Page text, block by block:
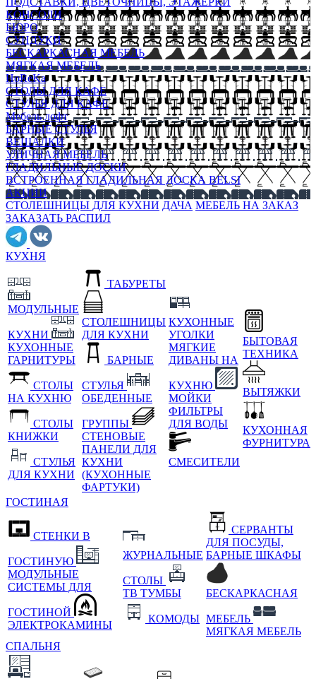
КОНСОЛИ
БЮРО
СУНДУКИ
БЕСКАРКАСНАЯ МЕБЕЛЬ
МЯГКАЯ МЕБЕЛЬ
HoReKa
СТОЛЫ ДЛЯ КАФЕ
СТУЛЬЯ ДЛЯ КАФЕ
Мебель лофт
БАРНЫЕ СТУЛЬЯ
ВЕШАЛКИ
УЛИЧНАЯ МЕБЕЛЬ
ГЛАДИЛЬНЫЕ ДОСКИ
ВСТРОЕННАЯ ГЛАДИЛЬНАЯ ДОСКА BELSI
АКЦИИ
СТОЛЕШНИЦЫ ДЛЯ КУХНИ ДАЧА МЕБЕЛЬ НА ЗАКАЗ
ЗАКАЗАТЬ РАСПИЛ
КУХНЯ
МОДУЛЬНЫЕ
КУХНИ
КУХОННЫЕ
ГАРНИТУРЫ
СТОЛЫ
НА КУХНЮ
СТОЛЫ
КНИЖКИ
СТУЛЬЯ
ДЛЯ КУХНИ
ТАБУРЕТЫ
СТОЛЕШНИЦЫ
ДЛЯ КУХНИ
БАРНЫЕ
СТУЛЬЯ
ОБЕДЕННЫЕ
ГРУППЫ
СТЕНОВЫЕ
ПАНЕЛИ ДЛЯ
КУХНИ
(КУХОННЫЕ
ФАРТУКИ)
КУХОННЫЕ
УГОЛКИ
МЯГКИЕ
ДИВАНЫ НА
КУХНЮ
МОЙКИ
ФИЛЬТРЫ
ДЛЯ ВОДЫ
СМЕСИТЕЛИ
БЫТОВАЯ
ТЕХНИКА
ВЫТЯЖКИ
КУХОННАЯ
ФУРНИТУРА
ГОСТИНАЯ
СТЕНКИ В
ГОСТИНУЮ
МОДУЛЬНЫЕ
СИСТЕМЫ ДЛЯ
ГОСТИНОЙ
ЭЛЕКТРОКАМИНЫ
ЖУРНАЛЬНЫЕ
СТОЛЫ
ТВ ТУМБЫ
КОМОДЫ
СЕРВАНТЫ
ДЛЯ ПОСУДЫ,
БАРНЫЕ ШКАФЫ
БЕСКАРКАСНАЯ
МЕБЕЛЬ
МЯГКАЯ МЕБЕЛЬ
СПАЛЬНЯ